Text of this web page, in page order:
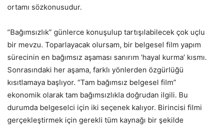
ortamı sözkonusudur.
“Bağımsızlık” günlerce konuşulup tartışılabilecek çok uçlu
bir mevzu. Toparlayacak olursam, bir belgesel film yapım
sürecinin en bağımsız aşaması sanırım ‘hayal kurma’ kısmı.
Sonrasındaki her aşama, farklı yönlerden özgürlüğü
kısıtlamaya başlıyor. “Tam bağımsız belgesel film”
ekonomik olarak tam bağımsızlıkla doğrudan ilgili. Bu
durumda belgeselci için iki seçenek kalıyor. Birincisi filmi
gerçekleştirmek için gerekli tüm kaynağı bir şekilde